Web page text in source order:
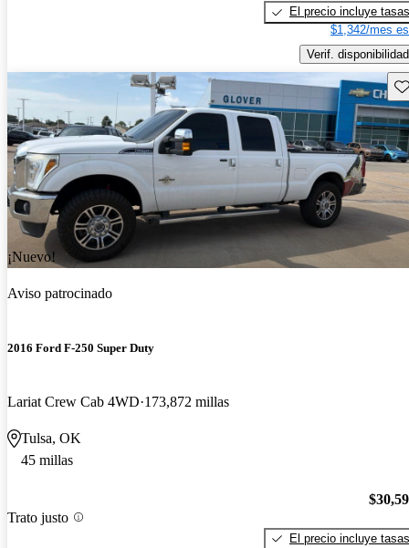
El precio incluye tasas
$1,342/mes
Verif. disponibilidad
¡Nuevo!
Aviso patrocinado
2016 Ford F-250 Super Duty
Lariat Crew Cab 4WD 173,872 millas
Tulsa, OK
45 millas
Trato justo
El precio incluye tasas